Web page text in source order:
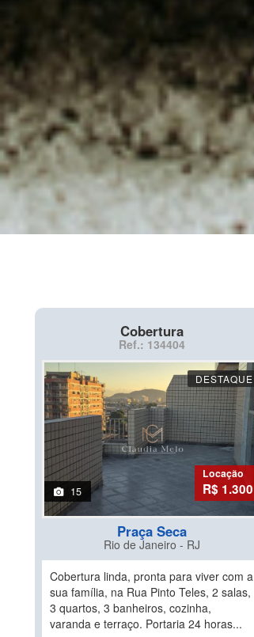
Cobertura
Ref.: 134404
DESTAQUE
15
Locação
R$ 1.300
Praça Seca
Rio de Janeiro - RJ
Cobertura linda, pronta para viver com a
sua família, na Rua Pinto Teles, 2 salas,
3 quartos, 3 banheiros, cozinha,
varanda e terraço. Portaria 24 horas...